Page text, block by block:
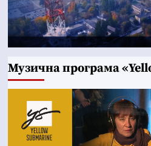
Музична програма